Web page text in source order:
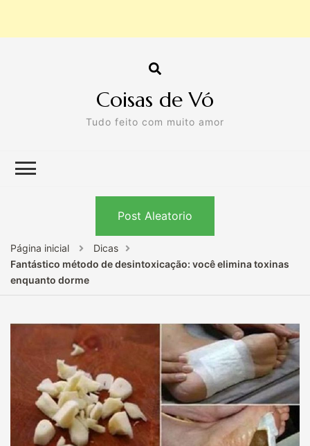
Coisas de Vó
Tudo feito com muito amor
Post Aleatorio
Página inicial
Dicas
Fantástico método de desintoxicação: você elimina toxinas
enquanto dorme